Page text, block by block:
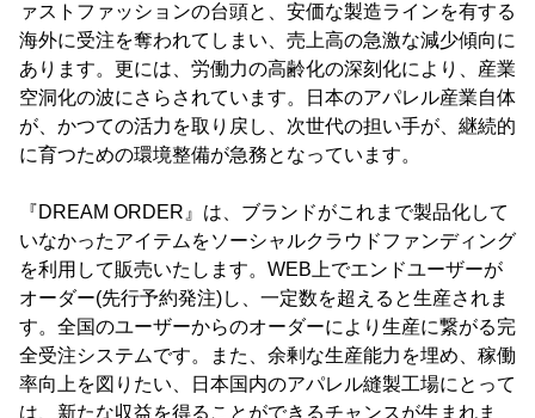
ァストファッションの台頭と、安価な製造ラインを有する
海外に受注を奪われてしまい、売上高の急激な減少傾向に
あります。更には、労働力の高齢化の深刻化により、産業
空洞化の波にさらされています。日本のアパレル産業自体
が、かつての活力を取り戻し、次世代の担い手が、継続的
に育つための環境整備が急務となっています。
『DREAM ORDER』は、ブランドがこれまで製品化して
いなかったアイテムをソーシャルクラウドファンディング
を利用して販売いたします。WEB上でエンドユーザーが
オーダー(先行予約発注)し、一定数を超えると生産されま
す。全国のユーザーからのオーダーにより生産に繋がる完
全受注システムです。また、余剰な生産能力を埋め、稼働
率向上を図りたい、日本国内のアパレル縫製工場にとって
は、新たな収益を得ることができるチャンスが生まれま